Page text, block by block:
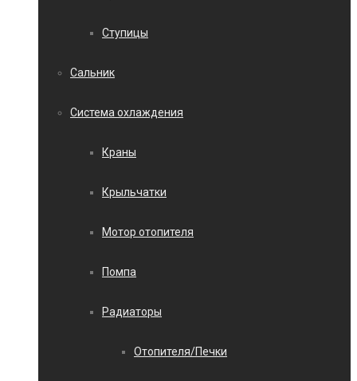
Ступицы
Сальник
Система охлаждения
Краны
Крыльчатки
Мотор отопителя
Помпа
Радиаторы
Отопителя/Печки